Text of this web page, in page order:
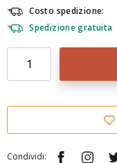
Costo spedizione:
Spedizione gratuita
Condividi: